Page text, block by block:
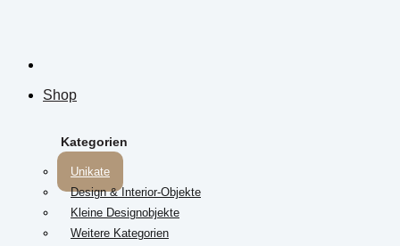
Shop
Kategorien
Unikate
Design & Interior-Objekte
Kleine Designobjekte
Weitere Kategorien